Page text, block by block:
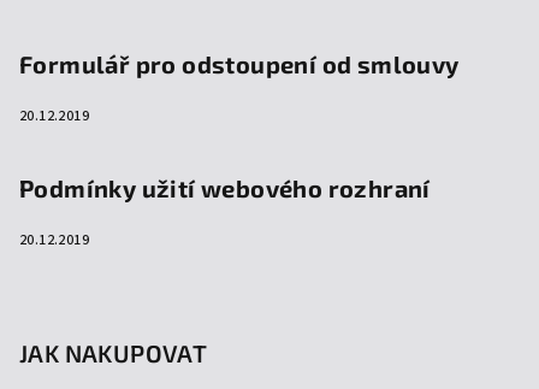
Formulář pro odstoupení od smlouvy
20.12.2019
Podmínky užití webového rozhraní
20.12.2019
JAK NAKUPOVAT